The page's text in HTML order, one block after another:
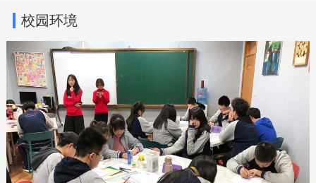
校园环境